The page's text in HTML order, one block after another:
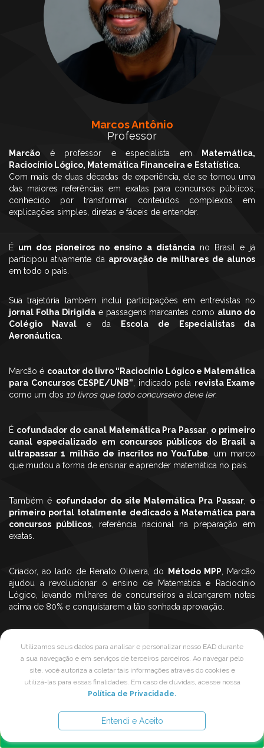
Marcos Antônio
Professor
Marcão é professor e especialista em
Matemática,
Raciocínio Lógico, Matemática Financeira e Estatística
Com mais de duas décadas de experiência, ele se tornou uma
das maiores referências em exatas para concursos públicos,
conhecido por transformar conteúdos complexos em
explicações simples, diretas e fáceis de entender.
É um dos pioneiros no ensino a distânciano Brasil e já
participou ativamente da aprovação de milhares de alunos
em todo o país.
Sua trajetória também inclui participações em entrevistas no
jornal Folha Dirigidae passagens marcantes como aluno do
Colégio Naval e da
Escola de Especialistas da
Aeronáutica
Marcão é coautor do livro “Raciocínio Lógico e Matemática
para Concursos CESPE/UNB” , indicado pela revista Exame
como um dos 10 livros que todo concurseiro deve ler.
É cofundador do canal Matemática Pra Passar o primeiro
canal especializado em concursos públicos do Brasil a
ultrapassar 1 milhão de inscritos no YouTube , um marco
que mudou a forma de ensinar e aprender matemática no país.
Também é cofundador do site Matemática Pra Passar
o
primeiro portal totalmente dedicado à Matemática para
concursos públicos , referência nacional na preparação em
exatas.
Criador, ao lado de Renato Oliveira, do Método MPP , Marcão
ajudou a revolucionar o ensino de Matemática e Raciocínio
Lógico, levando milhares de concurseiros a alcançarem notas
acima de 80% e conquistarem a tão sonhada aprovação.
método para todo o Brasil através do ensino online.
Hoje, o trabalho de Marcão e doMatemática Pra Passar
reconhecido em todo o país —como uma referência que
Promoção especial
De: R$ 794.00
Ou à vista: R$ 257.00
Utilizamos seus dados para analisar e personalizar nosso EAD durante
a sua navegação e em serviços de terceiros parceiros. Ao navegar pelo
site, você autoriza a coletar tais informações através do cookies e
utilizá-las para essas finalidades. Em caso de dúvidas, acesse nossa
Política de Privacidade.
Entendi e Aceito